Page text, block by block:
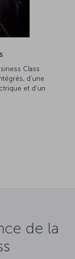
Class
d’une
et d’un
de la